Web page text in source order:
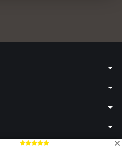
arrow_drop_down
arrow_drop_down
arrow_drop_down
arrow_drop_down